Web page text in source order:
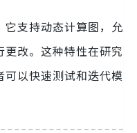
支持动态计算图，允
改。这种特性在研究
以快速测试和迭代模